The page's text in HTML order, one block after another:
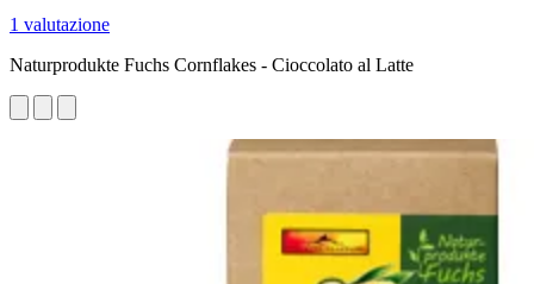
1 valutazione
Naturprodukte Fuchs Cornflakes - Cioccolato al Latte